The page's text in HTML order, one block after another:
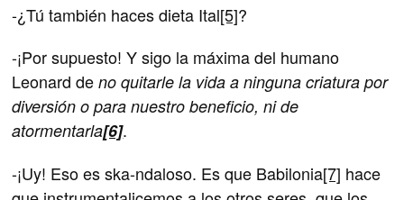
-¿Tú también haces dieta Ital[5]?
-¡Por supuesto! Y sigo la máxima del humano
Leonard deno quitarle la vida a ninguna criatura por
diversión o para nuestro beneficio, ni de
atormentarla[6].
-¡Uy! Eso es ska-ndaloso. Es que Babilonia[7] hace